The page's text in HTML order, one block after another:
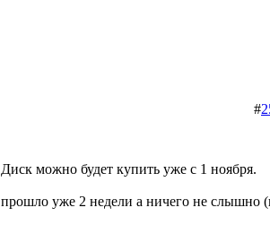
#
Диск можно будет купить уже с 1 ноября.
прошло уже 2 недели а ничего не слышно